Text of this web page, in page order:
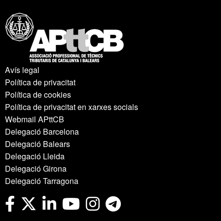
Avís legal
Política de privacitat
Política de cookies
Política de privacitat en xarxes socials
Webmail APttCB
Delegació Barcelona
Delegació Balears
Delegació Lleida
Delegació Girona
Delegació Tarragona